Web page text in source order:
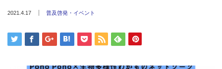
2021.4.17 普及啓発・イベント